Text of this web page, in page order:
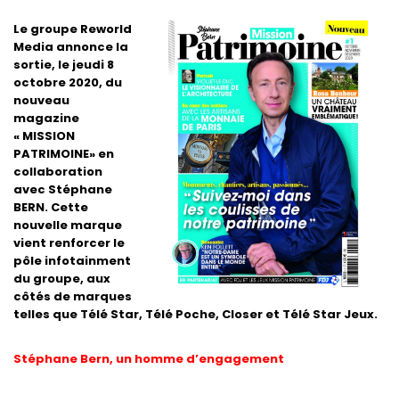
Le groupe Reworld
Media annonce la
sortie, le jeudi 8
octobre 2020, du
nouveau
magazine
« MISSION
PATRIMOINE» en
collaboration
avec Stéphane
BERN. Cette
nouvelle marque
vient renforcer le
pôle infotainment
du groupe, aux
côtés de marques
telles que Télé Star, Télé Poche, Closer et Télé Star Jeux.
Stéphane Bern, un homme d’engagement